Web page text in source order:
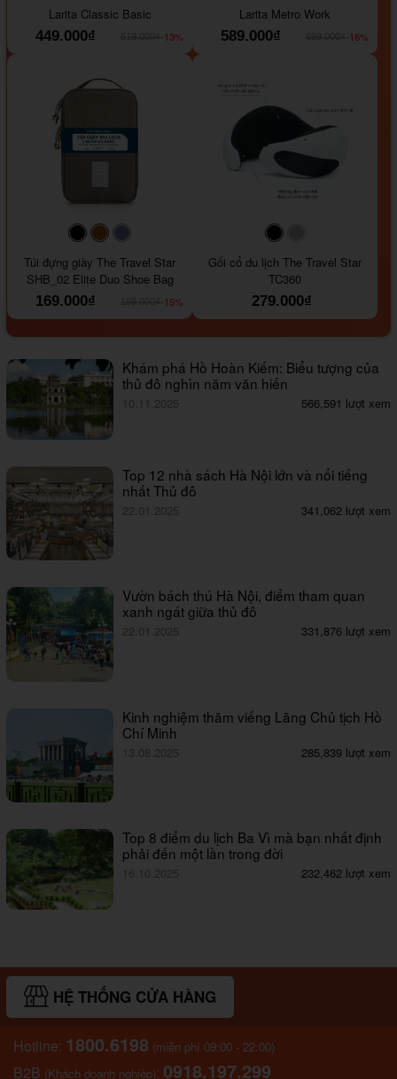
Larita Classic Basic
449.000₫
-13%
Larita Metro Work
589.000₫
-16%
#000000#964B00
Túi đựng giày The Travel Star
SHB_02 Elite Duo Shoe Bag
169.000₫
-15%
#000000
Gối cổ du lịch The Travel Star
TC360
279.000₫
Khám phá Hồ Hoàn Kiếm: Biểu tượng của
thủ đô nghìn năm văn hiến
10.11.2025 566,591 lượt xem
Top 12 nhà sách Hà Nội lớn và nổi tiếng
nhất Thủ đô
22.01.2025 341,062 lượt xem
Vườn bách thú Hà Nội, điểm tham quan
xanh ngát giữa thủ đô
22.01.2025 331,876 lượt xem
Kinh nghiệm thăm viếng Lăng Chủ tịch Hồ
Chí Minh
13.08.2025 285,839 lượt xem
Top 8 điểm du lịch Ba Vì mà bạn nhất định
phải đến một lần trong đời
16.10.2025 232,462 lượt xem
HỆ THỐNG CỬA HÀNG
Hotline: 1800.6198 (miễn phí 09:00 - 22:00)
B2B (Khách doanh nghiệp): 0918.197.299